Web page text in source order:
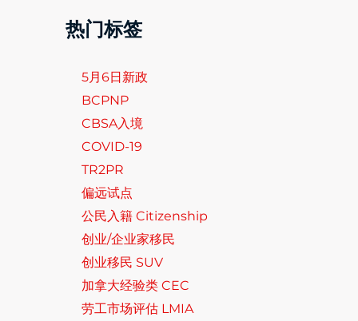
热门标签
5月6日新政
BCPNP
CBSA入境
COVID-19
TR2PR
偏远试点
公民入籍 Citizenship
创业/企业家移民
创业移民 SUV
加拿大经验类 CEC
劳工市场评估 LMIA